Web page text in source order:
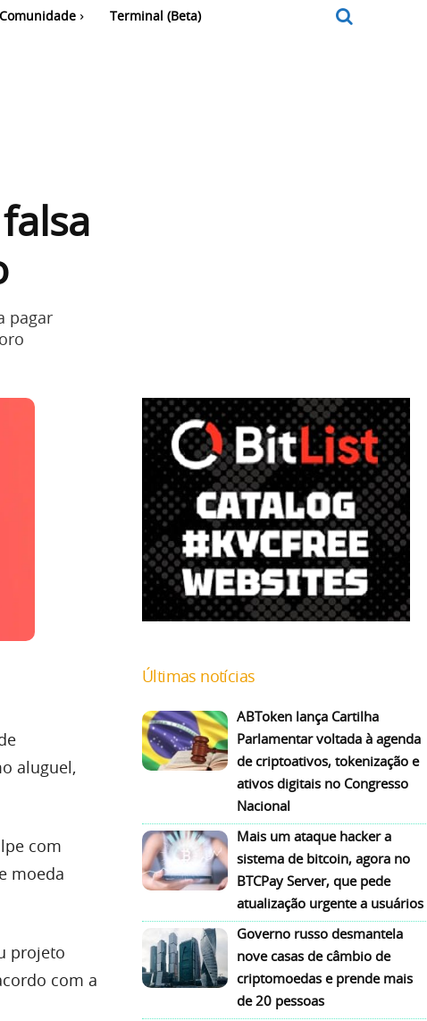
Comunidade Terminal (Beta)
pagar
aluguel,
com
moeda
projeto
com a
Últimas notícias
ABToken lança Cartilha
Parlamentar voltada à agenda
de criptoativos, tokenização e
ativos digitais no Congresso
Nacional
Mais um ataque hacker a
sistema de bitcoin, agora no
BTCPay Server, que pede
atualização urgente a usuários
Governo russo desmantela
nove casas de câmbio de
criptomoedas e prende mais
de 20 pessoas